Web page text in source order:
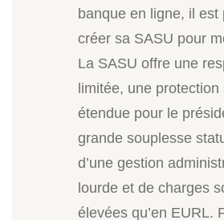
banque en ligne, il est
créer sa SASU pour
La SASU offre une
limitée, une protection
étendue pour le
grande souplesse
d’une gestion
lourde et de charges
élevées qu’en EURL.